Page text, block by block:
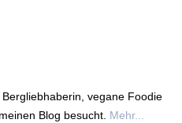
vegane Foodie
Blog besucht. Mehr...